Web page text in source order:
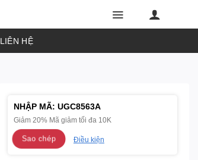
LIÊN HỆ
NHẬP MÃ: UGC8563A
Giảm 20% Mã giảm tối đa 10K
Sao chép Điều kiện